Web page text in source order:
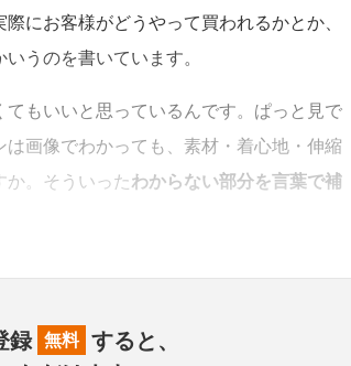
にお客様がどうやって買われるかとか、
うのを書いています。
もいいと思っているんです。ぱっと見で
画像でわかっても、素材・着心地・伸縮
。そういったわからない部分を言葉で補
録 無料 すると、